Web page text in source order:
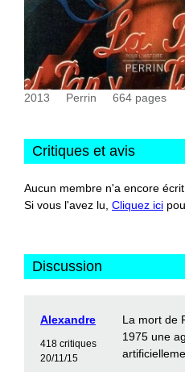
2013 Perrin 664 pages
Critiques et avis
Aucun membre n'a encore
Si vous l'avez lu, Cliquez ici
Discussion
Alexandre
418 critiques
20/11/15
La mort de
1975 une